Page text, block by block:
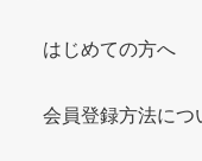
はじめての方へ
会員登録方法につ